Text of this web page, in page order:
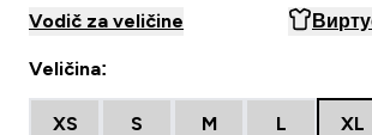
Vodič za veličine
Veličina:
XS S M L XL